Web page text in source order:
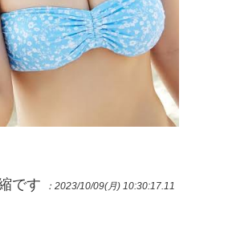
です ：2023/10/09(月) 10:30:17.11